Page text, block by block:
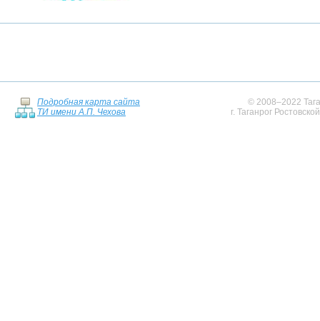
Подробная карта сайта
ТИ имени А.П. Чехова
© 2008–2022
г. Таганрог